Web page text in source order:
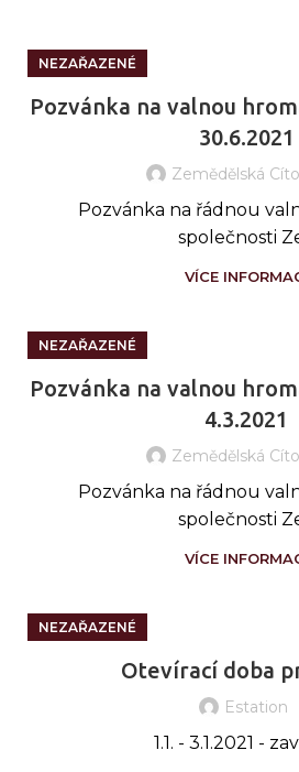
NEZAŘAZENÉ
Pozvánka na valnou
30.6.2021
Zemědělská
Pozvánka na řádnou
společnosti
VÍCE
NEZAŘAZENÉ
Pozvánka na valnou
4.3.2021
Zemědělská
Pozvánka na řádnou
společnosti
VÍCE
NEZAŘAZENÉ
Otevírací doba
Estation
1.1. - 3.1.2021 -